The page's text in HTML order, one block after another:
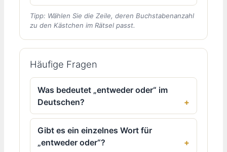
Tipp: Wählen Sie die Zeile, deren Buchstabenanzahl
zu den Kästchen im Rätsel passt.
Häufige Fragen
Was bedeutet „entweder oder“ im
Deutschen?
Gibt es ein einzelnes Wort für
„entweder oder“?